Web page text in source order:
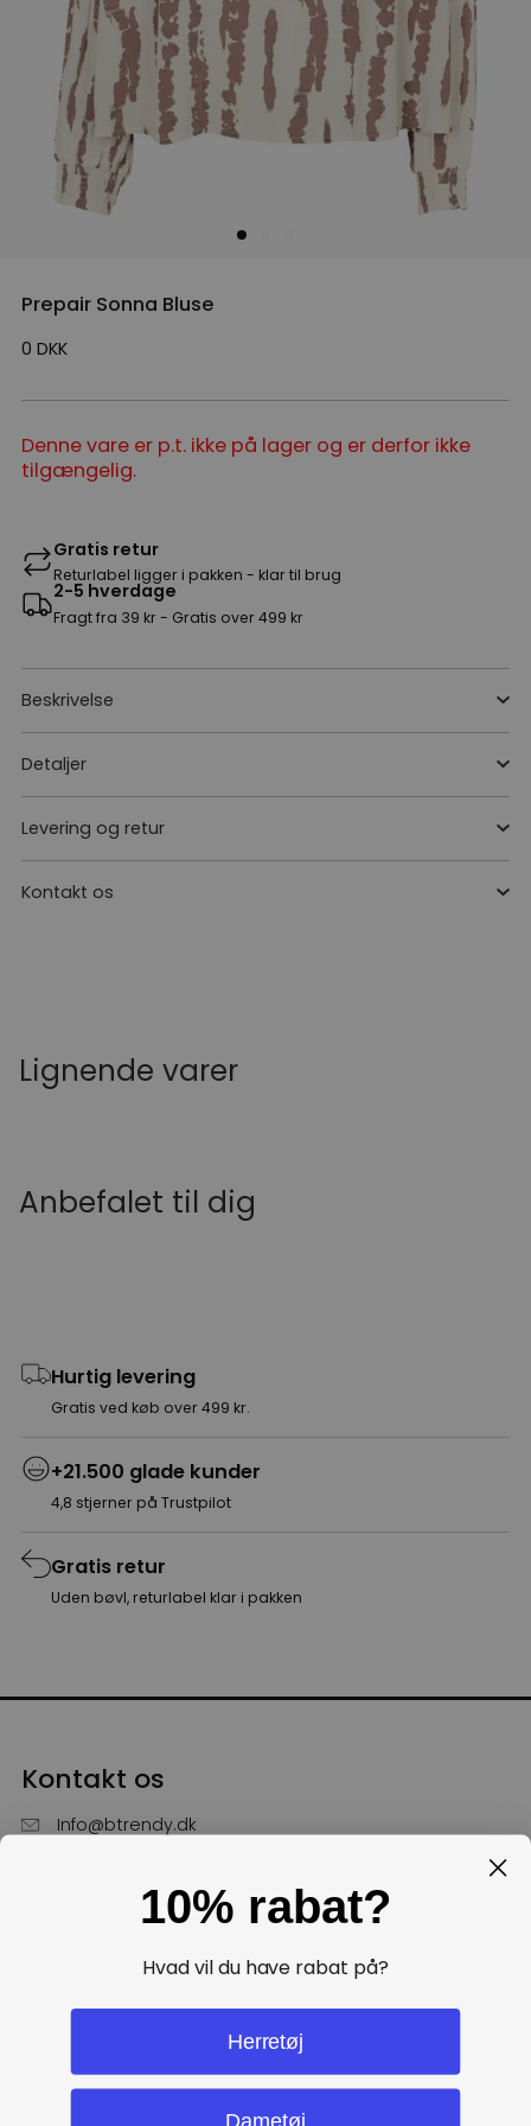
Prepair Sonna Bluse
0 DKK
Denne vare er p.t. ikke på lager og er derfor ikke
tilgængelig.
Gratis retur
Returlabel ligger i pakken - klar til brug
2-5 hverdage
Fragt fra 39 kr - Gratis over 499 kr
Beskrivelse
Detaljer
Levering og retur
Kontakt os
Lignende varer
Anbefalet til dig
Hurtig levering
Gratis ved køb over 499 kr.
+21.500 glade kunder
4,8 stjerner på Trustpilot
Gratis retur
Uden bøvl, returlabel klar i pakken
Kontakt os
Info@btrendy.dk
Hverdage fra kl. 10 - 16
10% rabat?
Hvad vil du have rabat på?
Herretøj